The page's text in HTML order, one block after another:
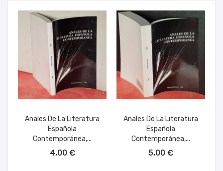
Anales De La Literatura
Española
Contemporánea,...
4,00 €
Anales De La Literatura
Española
Contemporánea,...
5,00 €